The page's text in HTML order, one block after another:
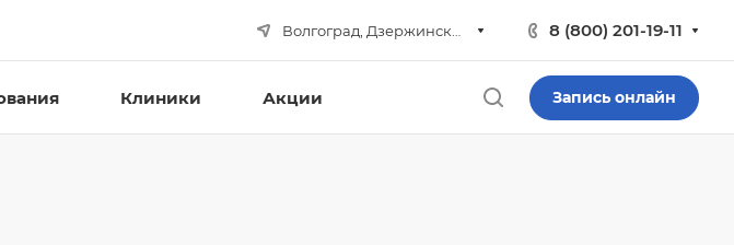
8 (800) 201-19-11
Клиники Акции Запись онлайн